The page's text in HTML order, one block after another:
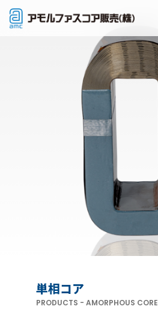
単相コア
PRODUCTS - AMORPHOUS CORE